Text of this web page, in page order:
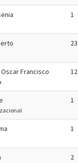
1
23
Oscar Francisco 12
1
1
2